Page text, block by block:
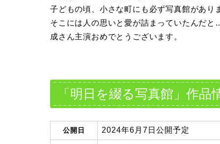
子どもの頃、小さな町にも必ず写真館があり
そこには人の思いと愛が詰まっていたんだと
成さん主演おめでとうございます。
「明日を綴る写真館」作品
公開日 2024年6月7日公開予定